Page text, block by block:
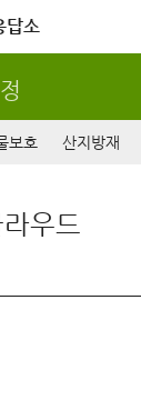
답소
보호 산지방재
우드